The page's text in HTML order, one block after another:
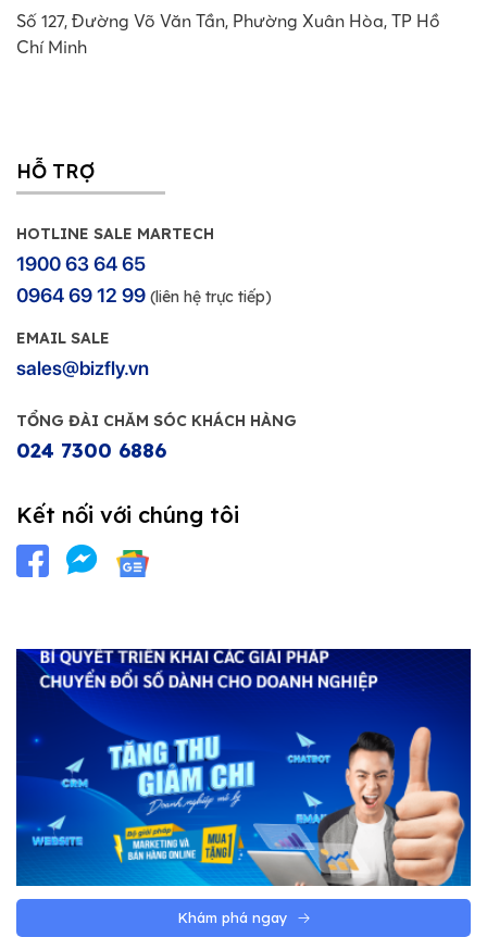
Số 127, Đường Võ Văn Tần, Phường Xuân Hòa, TP Hồ
Chí Minh
HỖ TRỢ
HOTLINE SALE MARTECH
1900 63 64 65
0964 69 12 99 (liên hệ trực tiếp)
EMAIL SALE
sales@bizfly.vn
TỔNG ĐÀI CHĂM SÓC KHÁCH HÀNG
024 7300 6886
Kết nối với chúng tôi
Khám phá ngay